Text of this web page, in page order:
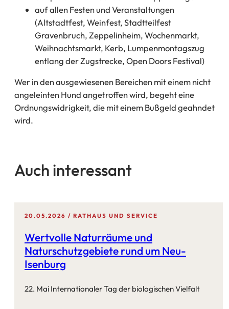
auf allen Festen und Veranstaltungen
(Altstadtfest, Weinfest, Stadtteilfest
Gravenbruch, Zeppelinheim, Wochenmarkt,
Weihnachtsmarkt, Kerb, Lumpenmontagszug
entlang der Zugstrecke, Open Doors Festival)
Wer in den ausgewiesenen Bereichen mit einem nicht
angeleinten Hund angetroffen wird, begeht eine
Ordnungswidrigkeit, die mit einem Bußgeld geahndet
wird.
Auch interessant
20.05.2026 RATHAUS UND SERVICE
Wertvolle Naturräume und
Naturschutzgebiete rund um Neu-
Isenburg
22. Mai Internationaler Tag der biologischen Vielfalt